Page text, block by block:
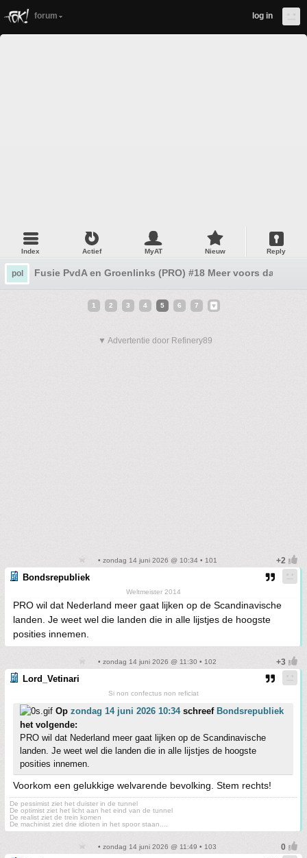
forum log in
Index Actief MyAT Nieuw Reply
pol Fusie PvdA en Groenlinks (PRO) #18 Meer voors dan
1 2 3 4 5 6 7
▼ Advertentie door Refinery89
• zondag 14 juni 2026 @ 10:34 • 101
Bondsrepubliek
Weltmeister 2014
PRO wil dat Nederland meer gaat lijken op de Scandinavische
landen. Je weet wel die landen die in alle lijstjes de hoogste
posities innemen.
• zondag 14 juni 2026 @ 11:30 • 102
Lord_Vetinari
Si non confectus non reficiat
Op zondag 14 juni 2026 10:34schreef Bondsrepubliek
het volgende:
PRO wil dat Nederland meer gaat lijken op de Scandinavische
landen. Je weet wel die landen die in alle lijstjes de hoogste
posities innemen.
Voorkom een gelukkige welvarende bevolking. Stem rechts!
De pessimist ziet het duister in de tunnel
De optimist ziet het licht aan het eind van de tunnel
De realist ziet de trein komen
De machinist ziet drie idioten in het spoor staan....
• zondag 14 juni 2026 @ 11:49 • 103